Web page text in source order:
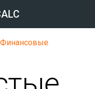
Финансовые